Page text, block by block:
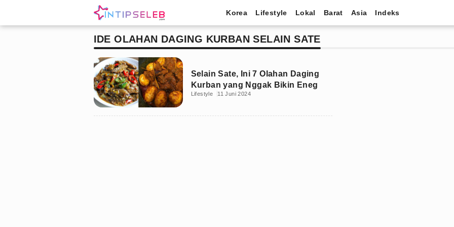
Korea Lifestyle Lokal Barat Asia Indeks
IDE OLAHAN DAGING KURBAN SELAIN SATE
Selain Sate, Ini 7 Olahan Daging
Kurban yang Nggak Bikin Eneg
Lifestyle 11 Juni 2024